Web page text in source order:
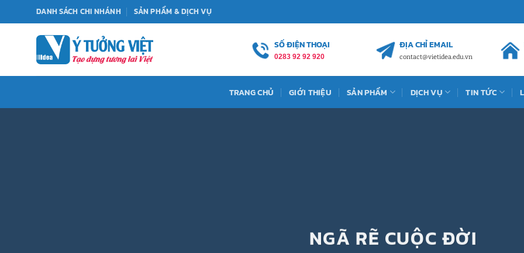
qua
DANH SÁCH CHI NHÁNH SẢN PHẨM & DỊCH VỤ
SỐ ĐIỆN THOẠI
0283 92 92 920
ĐỊA CHỈ EMAIL
contact@vietidea.edu.vn
TRANG CHỦ GIỚI THIỆU SẢN PHẨM DỊCH VỤ TIN TỨC
NGÃ RẼ CUỘC ĐỜI